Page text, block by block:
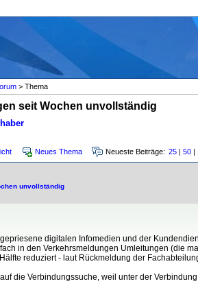
> Thema
seit Wochen unvollständig
Neues Thema Neueste Beiträge: 25 | 50 |
unvollständig
digitalen Infomedien und der
in den Verkehrsmeldungen Umleitungen (die
reduziert - laut Rückmeldung der
die Verbindungssuche, weil unter der